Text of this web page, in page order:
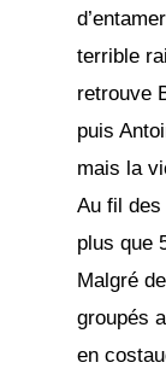
terrible
retrouve
puis
mais la
Au fil
plus que
Malgré
groupés
en